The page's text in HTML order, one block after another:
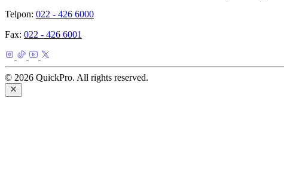
Telpon: 022 - 426 6000
Fax: 022 - 426 6001
© 2026 QuickPro. All rights reserved.